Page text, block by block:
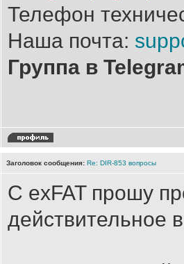
Телефон
Наша почта:
Группа в
Заголовок сообщения: Re: DIR-853 вопросы
С exFAT прошу
действительное